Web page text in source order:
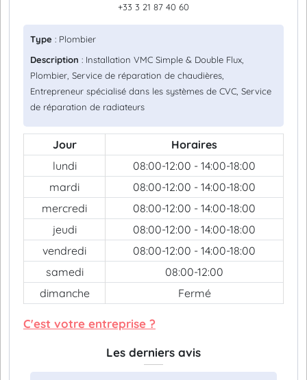
+33 3 21 87 40 60
Type : Plombier
Description : Installation VMC Simple & Double Flux,
Plombier, Service de réparation de chaudières,
Entrepreneur spécialisé dans les systèmes de CVC, Service
de réparation de radiateurs
Jour
Horaires
lundi
08:00-12:00 - 14:00-18:00
mardi
08:00-12:00 - 14:00-18:00
mercredi
08:00-12:00 - 14:00-18:00
jeudi
08:00-12:00 - 14:00-18:00
vendredi
08:00-12:00 - 14:00-18:00
samedi
08:00-12:00
dimanche
Fermé
C'est votre entreprise ?
Les derniers avis